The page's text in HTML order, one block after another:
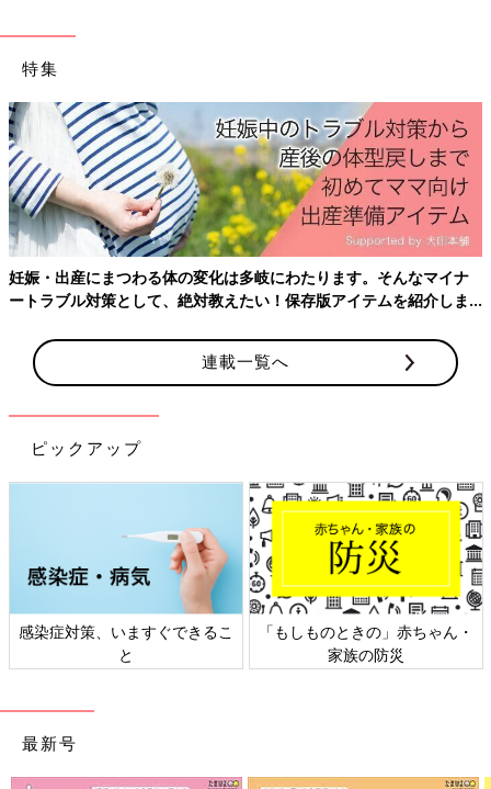
妊娠超初期から産後1カ月までの気がかりをしっかりサポート！
妊娠月数ごとにママの体の変化と「今すること」を徹底紹介する
1冊です。
Amazonで見る
Amazonで見る（mini版）
楽天ブックスで見る
楽天ブックスで見る（mini版）
特集
妊娠・出産にまつわる体の変化は多岐にわたります。そんなマイナ
ートラブル対策として、絶対教えたい！保存版アイテムを紹介しま
連載一覧へ
ピックアップ
感染症対策、いますぐできるこ
と
「もしものときの」赤ちゃん・
家族の防災
最新号